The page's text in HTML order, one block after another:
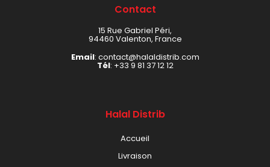
Contact
15 Rue Gabriel Péri,
94460 Valenton, France
Email: contact@halaldistrib.com
Tél: +33 9 81 37 12 12
Halal Distrib
Accueil
Livraison